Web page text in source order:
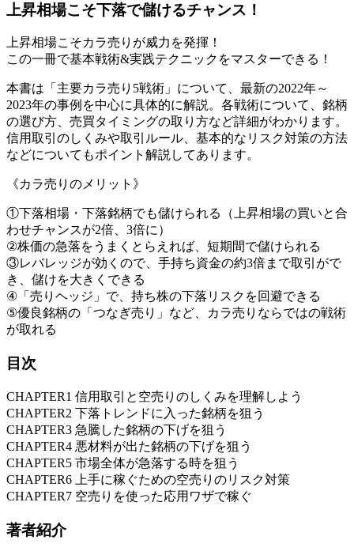
上昇相場こそ下落で儲けるチャンス！
上昇相場こそカラ売りが威力を発揮！
この一冊で基本戦術&実践テクニックをマスターできる！
本書は「主要カラ売り5戦術」について、最新の2022年～
2023年の事例を中心に具体的に解説。各戦術について、銘柄
の選び方、売買タイミングの取り方など詳細がわかります。
信用取引のしくみや取引ルール、基本的なリスク対策の方法
などについてもポイント解説してあります。
《カラ売りのメリット》
①下落相場・下落銘柄でも儲けられる（上昇相場の買いと合
わせチャンスが2倍、3倍に）
②株価の急落をうまくとらえれば、短期間で儲けられる
③レバレッジが効くので、手持ち資金の約3倍まで取引がで
き、儲けを大きくできる
④「売りヘッジ」で、持ち株の下落リスクを回避できる
⑤優良銘柄の「つなぎ売り」など、カラ売りならではの戦術
が取れる
目次
CHAPTER1 信用取引と空売りのしくみを理解しよう
CHAPTER2 下落トレンドに入った銘柄を狙う
CHAPTER3 急騰した銘柄の下げを狙う
CHAPTER4 悪材料が出た銘柄の下げを狙う
CHAPTER5 市場全体が急落する時を狙う
CHAPTER6 上手に稼ぐための空売りのリスク対策
CHAPTER7 空売りを使った応用ワザで稼ぐ
著者紹介